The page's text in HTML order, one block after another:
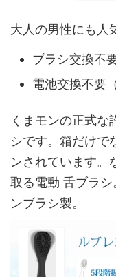
大人の男性にも人
ブラシ交換不
電池交換不要
くまモンの正式な
シです。箱だけで
ンされています。
取る電動 舌ブラ
ンブラシ製。